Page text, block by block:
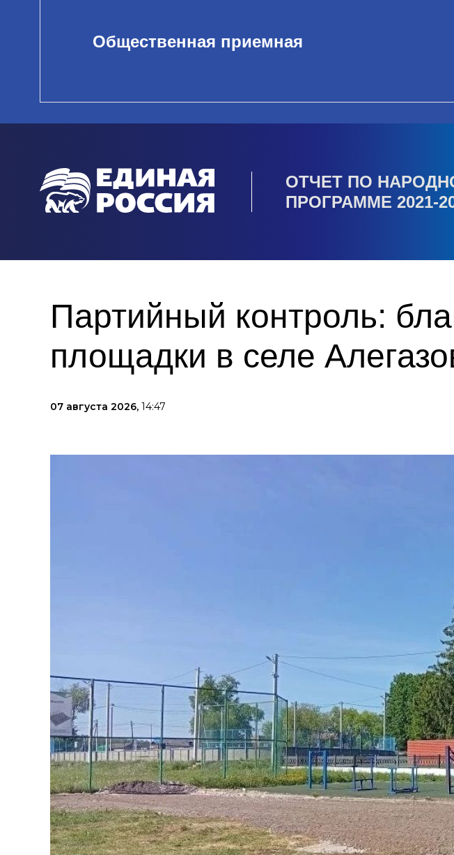
Общественная приемная
ОТЧЕТ ПО
ПРОГРАММЕ 2021-
Партийный контроль:
площадки в селе
07 августа 2026, 14:47